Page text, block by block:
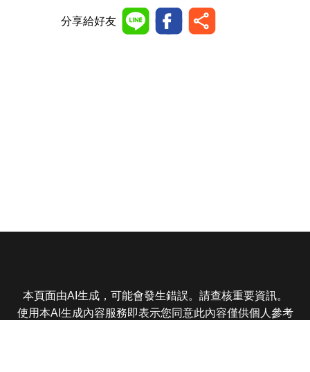
分享給好友
本頁面由AI生成，可能會發生錯誤。請查核重要資訊。
使用本AI生成內容服務即表示您同意此內容僅供個人參考